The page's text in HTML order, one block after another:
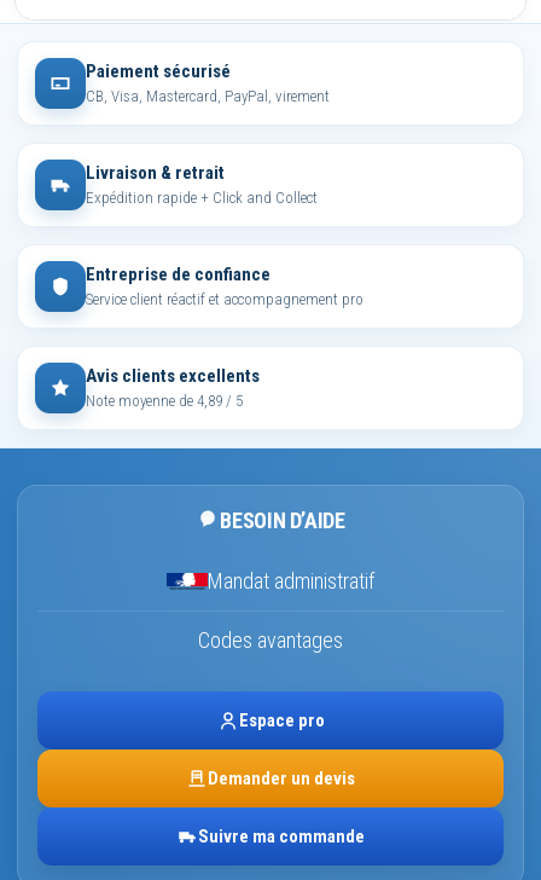
Paiement sécurisé
CB, Visa, Mastercard, PayPal, virement
Livraison & retrait
Expédition rapide + Click and Collect
Entreprise de confiance
Service client réactif et accompagnement pro
Avis clients excellents
Note moyenne de 4,89 / 5
BESOIN D’AIDE
Mandat administratif
Codes avantages
Espace pro
Demander un devis
Suivre ma commande